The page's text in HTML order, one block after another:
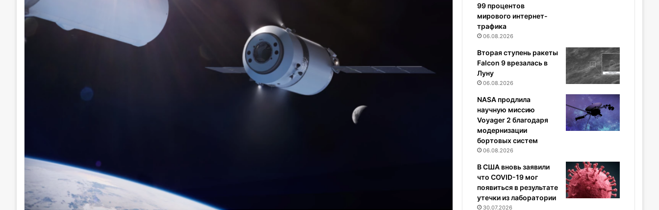
99 процентов
мирового интернет-
трафика
06.08.2026
Вторая ступень ракеты
Falcon 9 врезалась в
Луну
06.08.2026
NASA продлила
научную миссию
Voyager 2 благодаря
модернизации
бортовых систем
06.08.2026
В США вновь заявили
что COVID-19 мог
появиться в результате
утечки из лаборатории
30.07.2026